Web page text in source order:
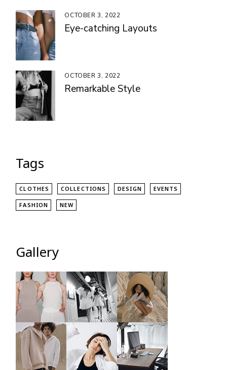
OCTOBER 3, 2022
Eye-catching Layouts
OCTOBER 3, 2022
Remarkable Style
Tags
CLOTHES COLLECTIONS DESIGN EVENTS
FASHION NEW
Gallery